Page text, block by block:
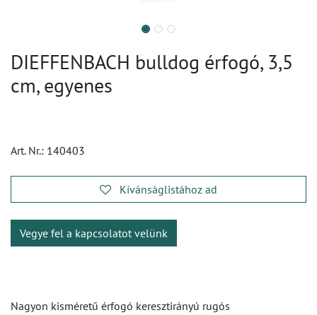
DIEFFENBACH bulldog érfogó, 3,5
cm, egyenes
Art. Nr.: 140403
Kívánságlistához ad
Vegye fel a kapcsolatot velünk
Nagyon kisméretű érfogó keresztirányú rugós